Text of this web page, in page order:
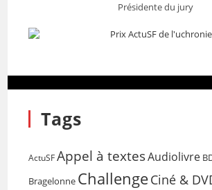
Présidente du jury
Tags
ActuSF Appel à textesAudiolivre
Bragelonne ChallengeCiné &